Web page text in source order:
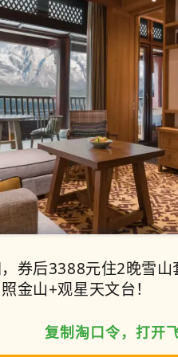
券后3388元住2晚雪
金山+观星天文台！
复制淘口令，打开